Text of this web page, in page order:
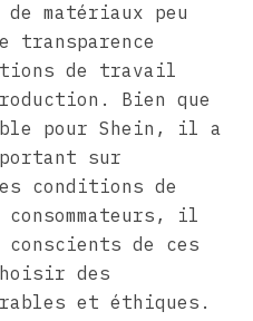
matériaux peu
transparence
de travail
Bien que
pour Shein, il a
sur
conditions de
il
de ces
des
et éthiques.